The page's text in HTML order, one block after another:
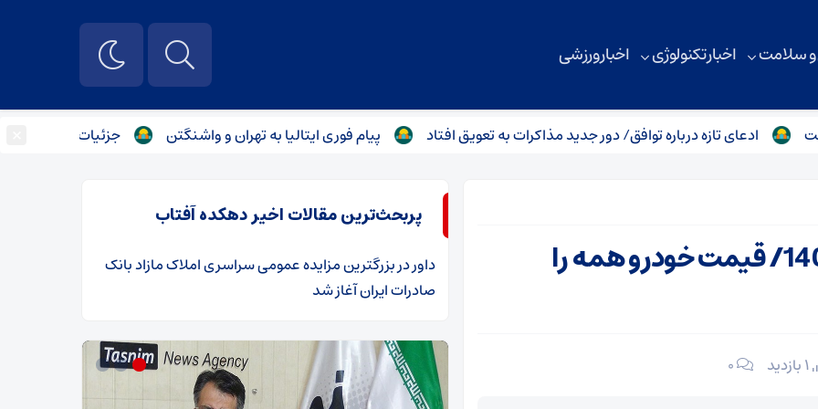
و سلامت اخبار تکنولوژی اخبار ورزشی
تازه درباره توافق/ دور جدید مذاکرات به تعویق افتاد پیام فوری ایتالیا به تهران و واشنگتن جزئیات دیدار محرمانه
قیمت روز خودرو امروز 7تیر 1405/ قیمت خودرو همه را
۰
پربحث‌ترین مقالات اخیر دهکده آفتاب
داوردر​بزرگترین مزایده عمومی سراسری املاک مازاد بانک
صادرات ایران آغاز شد